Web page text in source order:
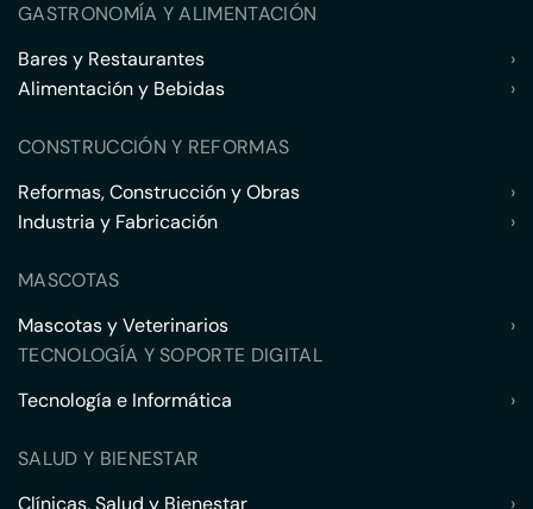
GASTRONOMÍA Y ALIMENTACIÓN
Bares y Restaurantes
›
Alimentación y Bebidas
›
CONSTRUCCIÓN Y REFORMAS
Reformas, Construcción y Obras
›
Industria y Fabricación
›
MASCOTAS
Mascotas y Veterinarios
›
TECNOLOGÍA Y SOPORTE DIGITAL
Tecnología e Informática
›
SALUD Y BIENESTAR
Clínicas, Salud y Bienestar
›